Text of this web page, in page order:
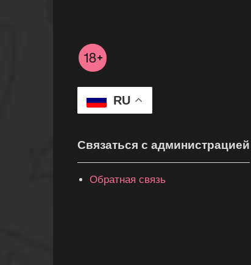
RU
Связаться с администрацией
Обратная связь